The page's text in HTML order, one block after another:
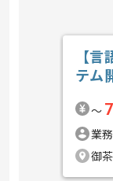
【
テム
〜
業
御